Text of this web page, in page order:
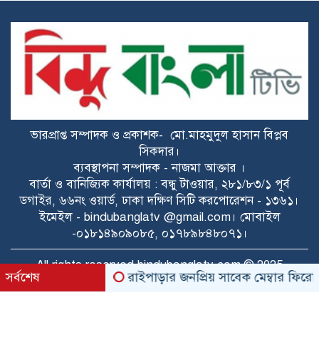
ভারত? প্রশ্ন তুলল বিএনপি
ডকুমেন্টরিতে আবু সাঈদ ও খালেদা জিয়ার
ছবি না থাকা নিয়ে যা বললেন রাষ্ট্রপতি
ট্রাইব্যুনালে কল রেকর্ড: সাদ্দাম-ইনানকে
ফোনে হামলার নির্দেশ দেন ওবায়দুল কাদের
স্কুলছাত্রী ধর্ষণ মামলায় অভিযুক্ত ৩ কিশোর
আদালতে
শেখ হাসিনাকে ফেরাতে গোপন তৎপরতা’:
নোবিপ্রবির শিক্ষকদের সংশ্লিষ্টতা অনুসন্ধানে
ফ্যাক্ট-ফাইন্ডিং কমিটি
ভারপ্রাপ্ত সম্পাদক ও প্রকাশক- মো.মাহমুদুল হাসান বিপ্লব
সিকদার।
ব্যবস্থাপনা সম্পাদক - নাজমা আক্তার ।
বার্তা ও বানিজ্যিক কার্যালয় : বন্ধু টাওয়ার, ২৮১/৮৩/১ পূর্ব
ডগাইর, ৬৬নং ওয়ার্ড, ঢাকা দক্ষিণ সিটি করপোরেশন - ১৩৬১।
ইমেইল - bindubanglatv @gmail.com। মোবাইল
-০১৮১৪৯০৯০৮৫, ০১৭৮৯৮৪৮০৭১।
All rights reserved bindubanglatv.com © 2025
সর্বশেষ রাইপাড়ার জনপ্রিয় সাবেক মেম্বার ফিরোজ